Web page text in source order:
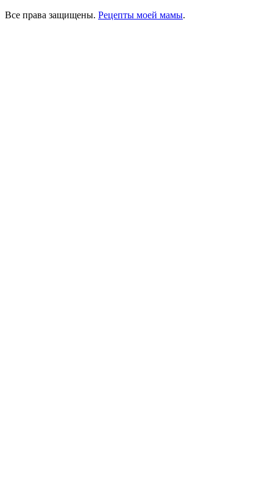
Все права защищены. Рецепты моей мамы.